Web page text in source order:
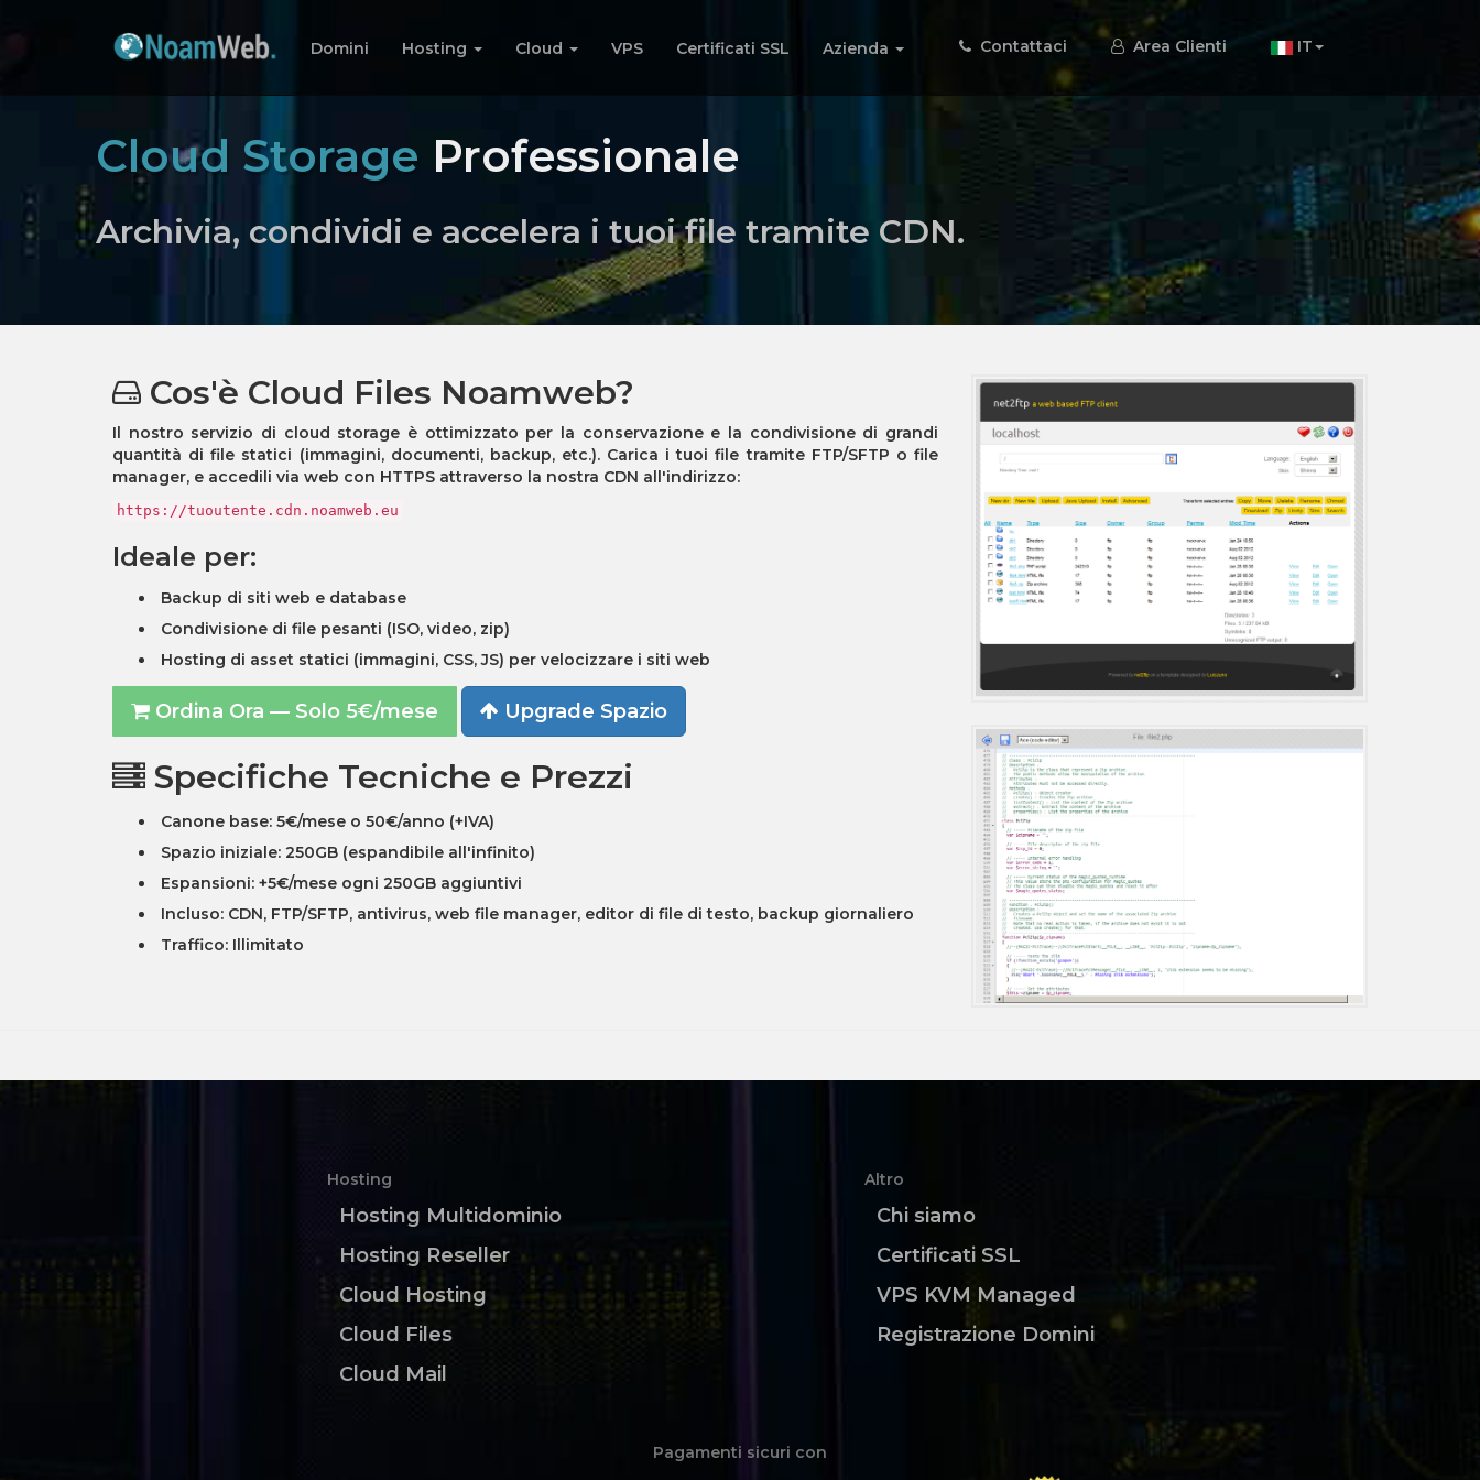
Domini Hosting Cloud VPS Certificati SSL Azienda Contattaci Area Clienti IT
Cloud Storage Professionale
Archivia, condividi e accelera i tuoi file tramite CDN.
Cos'è Cloud Files Noamweb?
Il nostro servizio di cloud storage è ottimizzato per la conservazione e la condivisione di grandi
quantità di file statici (immagini, documenti, backup, etc.). Carica i tuoi file tramite FTP/SFTP ofile
manager, e accedili via web con HTTPS attraverso la nostra CDN all'indirizzo:
https://tuoutente.cdn.noamweb.eu
Ideale per:
Backup di siti web e database
Condivisione di file pesanti (ISO, video, zip)
Hosting di asset statici (immagini, CSS, JS) per velocizzare i siti web
Ordina Ora — Solo 5€/mese Upgrade Spazio
Specifiche Tecniche e Prezzi
Canone base: 5€/mese o 50€/anno (+IVA)
Spazio iniziale: 250GB (espandibile all'infinito)
Espansioni: +5€/mese ogni 250GB aggiuntivi
Incluso: CDN, FTP/SFTP, antivirus, web file manager, editor di file di testo, backup giornaliero
Traffico: Illimitato
Hosting
Hosting Multidominio
Hosting Reseller
Cloud Hosting
Cloud Files
Cloud Mail
Altro
Chi siamo
Certificati SSL
VPS KVM Managed
Registrazione Domini
Pagamenti sicuri con